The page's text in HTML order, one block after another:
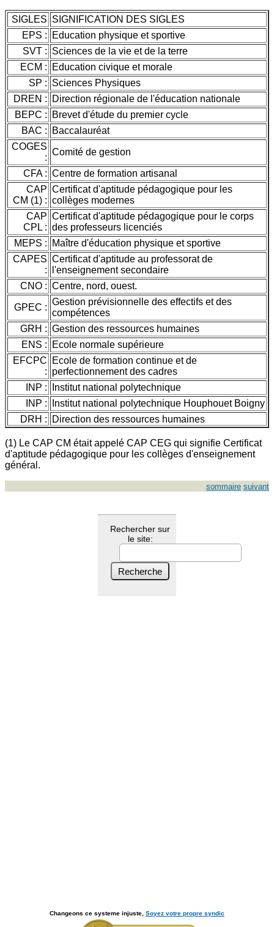
SIGLES SIGNIFICATION DES SIGLES
EPS :
Education physique et sportive
SVT : Sciences de la vie et de la terre
ECM :
Education civique et morale
SP : Sciences Physiques
DREN :
Direction régionale de l'éducation nationale
BEPC :
Brevet d'étude du premier cycle
BAC :
Baccalauréat
COGES
:
Comité de gestion
CFA : Centre de formation artisanal
CAP
CM (1) :
Certificat d'aptitude pédagogique pour les
collèges modernes
CAP
CPL :
Certificat d'aptitude pédagogique pour le corps
des professeurs licenciés
MEPS :
Maître d'éducation physique et sportive
CAPES
:
Certificat d'aptitude au professorat de
l'enseignement secondaire
CNO : Centre, nord, ouest.
GPEC :
Gestion prévisionnelle des effectifs et des
compétences
GRH : Gestion des ressources humaines
ENS :
Ecole normale supérieure
EFCPC
:
Ecole de formation continue et de
perfectionnement des cadres
INP :
Institut national polytechnique
INP :
Institut national polytechnique Houphouet Boigny
DRH :
Direction des ressources humaines
(1) Le CAP CM était appelé CAP CEG qui signifie Certificat
d'aptitude pédagogique pour les collèges d'enseignement
général.
sommaire suivant
Rechercher sur
le site:
Changeons ce systeme injuste, Soyez votre propre syndic